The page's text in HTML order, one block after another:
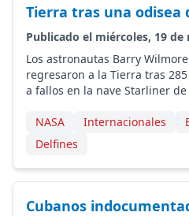
Tierra tras una odisea
Publicado el miércoles, 19 de
Los astronautas Barry
regresaron a la Tierra tras
a fallos en la nave Starliner de
NASA Internacionales
Delfines
Cubanos